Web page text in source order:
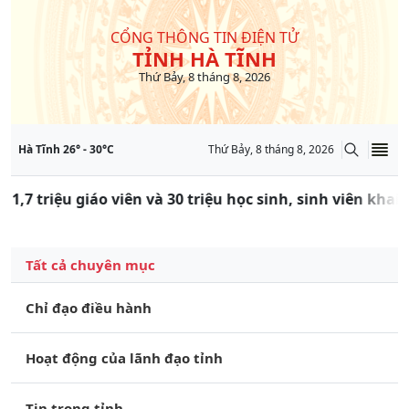
CỔNG THÔNG TIN ĐIỆN TỬ
TỈNH HÀ TĨNH
Thứ Bảy, 8 tháng 8, 2026
Hà Tĩnh 26° -30°C Thứ Bảy, 8 tháng 8, 2026
1,7 triệu giáo viên và 30 triệu học sinh, sinh viên khai
Tất cả chuyên mục
Chỉ đạo điều hành
Hoạt động của lãnh đạo tỉnh